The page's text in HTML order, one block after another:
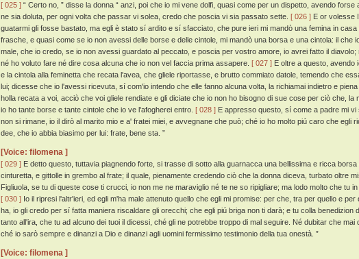
[ 025 ] “ Certo no, ” disse la donna “ anzi, poi che io mi vene dolfi, quasi come per un dispetto, avendo
ne sia doluta, per ogni volta che passar vi solea, credo che poscia vi sia passato sette. [ 026 ] E or volesse
guatarmi gli fosse bastato, ma egli è stato sí ardito e sí sfacciato, che pure ieri mi mandò una femina in
frasche, e quasi come se io non avessi delle borse e delle cintole, mi mandò una borsa e una cintola: il che
male, che io credo, se io non avessi guardato al peccato, e poscia per vostro amore, io avrei fatto il diavolo;
né ho voluto fare né dire cosa alcuna che io non vel faccia prima assapere. [ 027 ] E oltre a questo, avendo
e la cintola alla feminetta che recata l'avea, che gliele riportasse, e brutto commiato datole, temendo che
lui; dicesse che io l'avessi ricevuta, sí com'io intendo che elle fanno alcuna volta, la richiamai indietro e
holla recata a voi, acciò che voi gliele rendiate e gli diciate che io non ho bisogno di sue cose per ciò che, la
io ho tante borse e tante cintole che io ve l'afogherei entro. [ 028 ] E appresso questo, sí come a padre mi
non si rimane, io il dirò al marito mio e a' fratei miei, e avvegnane che può; ché io ho molto piú caro che egli
dee, che io abbia biasimo per lui: frate, bene sta. ”
[Voice: filomena ]
[ 029 ] E detto questo, tuttavia piagnendo forte, si trasse di sotto alla guarnacca una bellissima e ricca
cinturetta, e gittolle in grembo al frate; il quale, pienamente credendo ciò che la donna diceva, turbato oltre
Figliuola, se tu di queste cose ti crucci, io non me ne maraviglio né te ne so ripigliare; ma lodo molto che tu
[ 030 ] Io il ripresi l'altr'ieri, ed egli m'ha male attenuto quello che egli mi promise: per che, tra per quello e
ha, io gli credo per sí fatta maniera riscaldare gli orecchi; che egli piú briga non ti darà; e tu colla benedizion
tanto all'ira, che tu ad alcuno dei tuoi il dicessi, ché gli ne potrebbe troppo di mal seguire. Né dubitar che mai
ché io sarò sempre e dinanzi a Dio e dinanzi agli uomini fermissimo testimonio della tua onestà. ”
[Voice: filomena ]